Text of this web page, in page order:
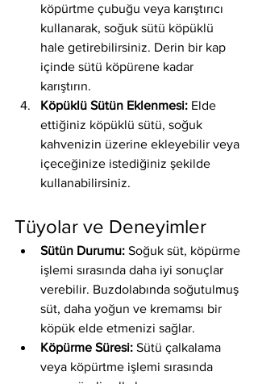
köpürtme çubuğu veya karıştırıcı
kullanarak, soğuk sütü köpüklü
hale getirebilirsiniz. Derin bir kap
içinde sütü köpürene kadar
karıştırın.
Köpüklü Sütün Eklenmesi: Elde
ettiğiniz köpüklü sütü, soğuk
kahvenizin üzerine ekleyebilir veya
içeceğinize istediğiniz şekilde
kullanabilirsiniz.
Tüyolar ve Deneyimler
Sütün Durumu: Soğuk süt, köpürme
işlemi sırasında daha iyi sonuçlar
verebilir. Buzdolabında soğutulmuş
süt, daha yoğun ve kremamsı bir
köpük elde etmenizi sağlar.
Köpürme Süresi: Sütü çalkalama
veya köpürtme işlemi sırasında